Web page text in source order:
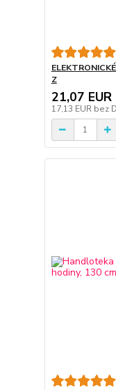
Z
21,07 EUR
17,13 EUR bez